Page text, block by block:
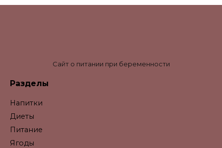
Сайт о питании при беременности
Разделы
Напитки
Диеты
Питание
Ягоды